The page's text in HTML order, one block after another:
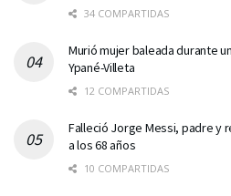
34 COMPARTIDAS
Murió mujer baleada durante
Ypané-Villeta
12 COMPARTIDAS
Falleció Jorge Messi, padre y
a los 68 años
10 COMPARTIDAS